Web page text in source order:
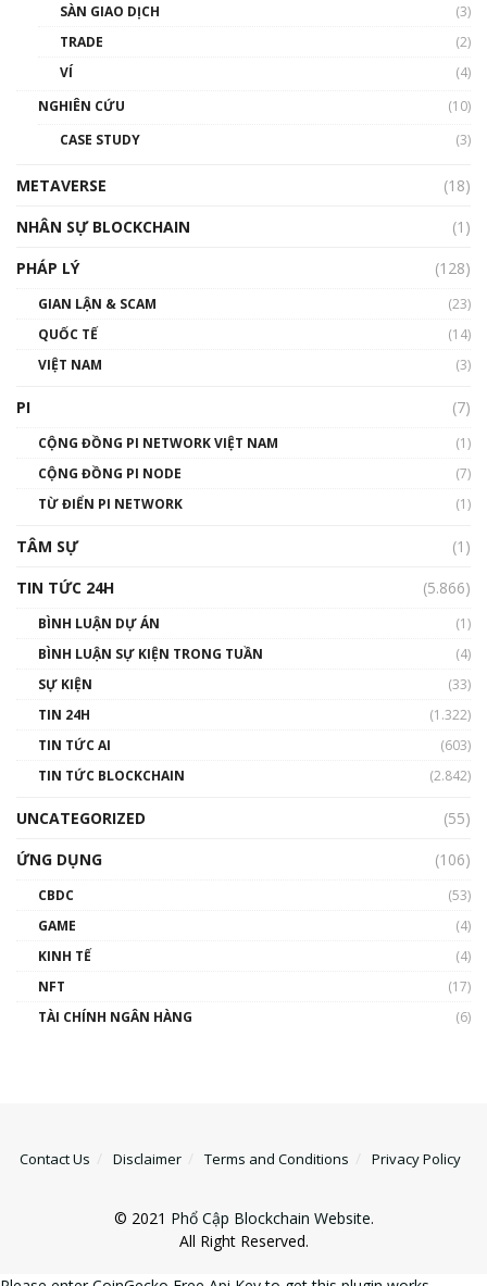
SÀN GIAO DỊCH
(3)
TRADE
(2)
VÍ
(4)
NGHIÊN CỨU
(10)
CASE STUDY
(3)
METAVERSE
(18)
NHÂN SỰ BLOCKCHAIN
(1)
PHÁP LÝ
(128)
GIAN LẬN & SCAM
(23)
QUỐC TẾ
(14)
VIỆT NAM
(3)
PI (7)
CỘNG ĐỒNG PI NETWORK VIỆT NAM
(1)
CỘNG ĐỒNG PI NODE
(7)
TỪ ĐIỂN PI NETWORK
(1)
TÂM SỰ
(1)
TIN TỨC 24H
(5.866)
BÌNH LUẬN DỰ ÁN
(1)
BÌNH LUẬN SỰ KIỆN TRONG TUẦN
(4)
SỰ KIỆN
(33)
TIN 24H
(1.322)
TIN TỨC AI
(603)
TIN TỨC BLOCKCHAIN
(2.842)
UNCATEGORIZED
(55)
ỨNG DỤNG
(106)
CBDC
(53)
GAME
(4)
KINH TẾ
(4)
NFT
(17)
TÀI CHÍNH NGÂN HÀNG
(6)
Contact Us Disclaimer Terms and Conditions Privacy Policy
© 2021 Phổ Cập Blockchain Website.
All Right Reserved.